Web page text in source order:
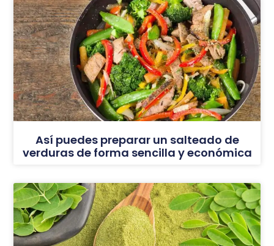
Así puedes preparar un salteado de
verduras de forma sencilla y económica